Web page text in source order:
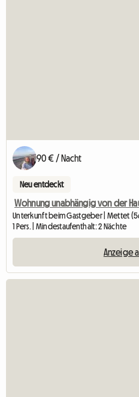
90 € / Nacht
Neu entdeckt
Unterkunft beim Gastgeber | Mettet
1 Pers. | Mindestaufenthalt: 2 Nächte
Anzeige